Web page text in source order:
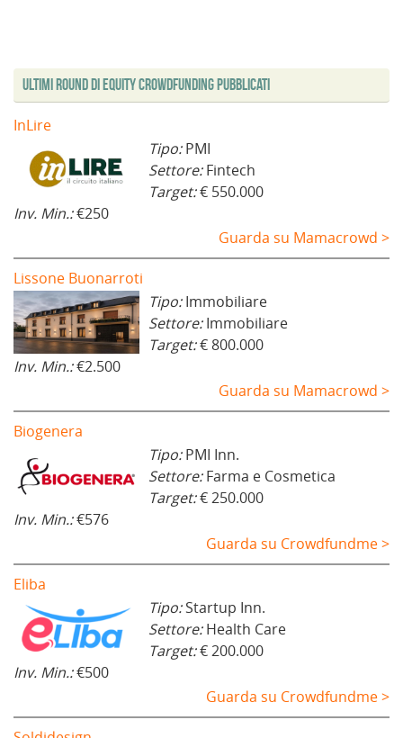
Ultimi Round di Equity Crowdfunding Pubblicati
InLire
Tipo:PMI
Settore:Fintech
Target:€ 550.000
Inv. Min.:€250
Guarda su Mamacrowd >
Lissone Buonarroti
Tipo:Immobiliare
Settore:Immobiliare
Target:€ 800.000
Inv. Min.:€2.500
Guarda su Mamacrowd >
Biogenera
Tipo:PMI Inn.
Settore:Farma e Cosmetica
Target:€ 250.000
Inv. Min.:€576
Guarda su Crowdfundme >
Eliba
Tipo:Startup Inn.
Settore:Health Care
Target:€ 200.000
Inv. Min.:€500
Guarda su Crowdfundme >